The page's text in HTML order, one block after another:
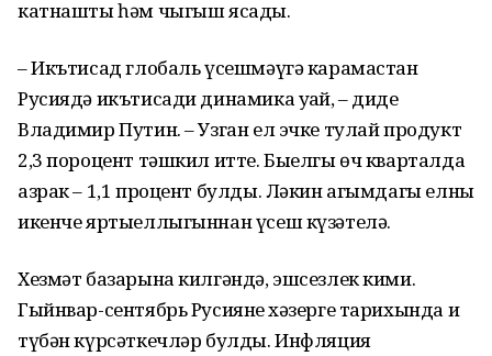
катнашты һәм чыгыш ясады.
– Икътисад глобаль үсешмәүгә карамастан
Русиядә икътисади динамика уңай, – диде
Владимир Путин. – Узган ел эчке тулай продукт
2,3 пороцент тәшкил итте. Быелгы өч кварталда
азрак – 1,1 процент булды. Ләкин агымдагы елның
икенче яртыеллыгыннан үсеш күзәтелә.
Хезмәт базарына килгәндә, эшсезлек кими.
Гыйнвар-сентябрь Русиянең хәзерге тарихында иң
түбән күрсәткечләр булды. Инфляция